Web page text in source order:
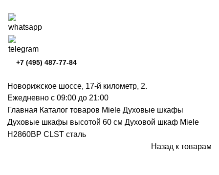
+7 (495) 487-77-84
Новорижское шоссе, 17-й километр, 2.
Ежедневно с 09:00 до 21:00
Главная Каталог товаров Miele Духовые шкафы
Духовые шкафы высотой 60 см Духовой шкаф Miele
H2860BP CLST сталь
Назад к товарам